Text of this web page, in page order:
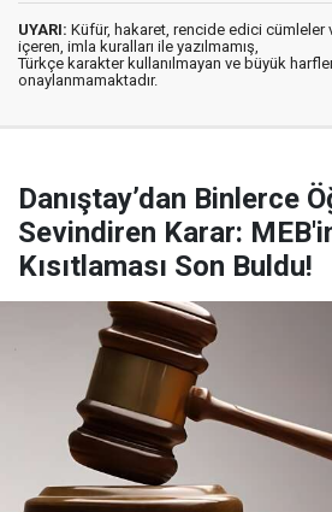
UYARI: Küfür, hakaret, rencide edici cümleler
içeren, imla kuralları ile yazılmamış,
Türkçe karakter kullanılmayan ve büyük
onaylanmamaktadır.
Danıştay’dan Binlerce
Sevindiren Karar:
Kısıtlaması Son Buldu!